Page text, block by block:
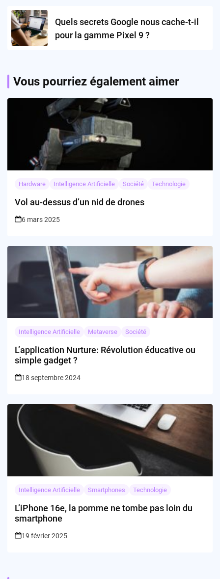
Quels secrets Google nous cache-t-il
pour la gamme Pixel 9 ?
Vous pourriez également aimer
Hardware Intelligence Artificielle Société Technologie
Vol au-dessus d’un nid de drones
6 mars 2025
Intelligence Artificielle Metaverse Société
L’application Nurture: Révolution éducative ou
simple gadget ?
18 septembre 2024
Intelligence Artificielle Smartphones Technologie
L’iPhone 16e, la pomme ne tombe pas loin du
smartphone
19 février 2025